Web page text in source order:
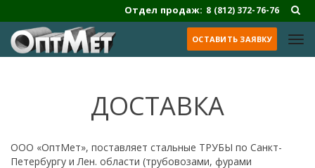
Отдел продаж: 8 (812) 372-76-76
ОСТАВИТЬ ЗАЯВКУ
ДОСТАВКА
ООО «ОптМет», поставляет стальные ТРУБЫ по Санкт-
Петербургу и Лен. области (трубовозами, фурами